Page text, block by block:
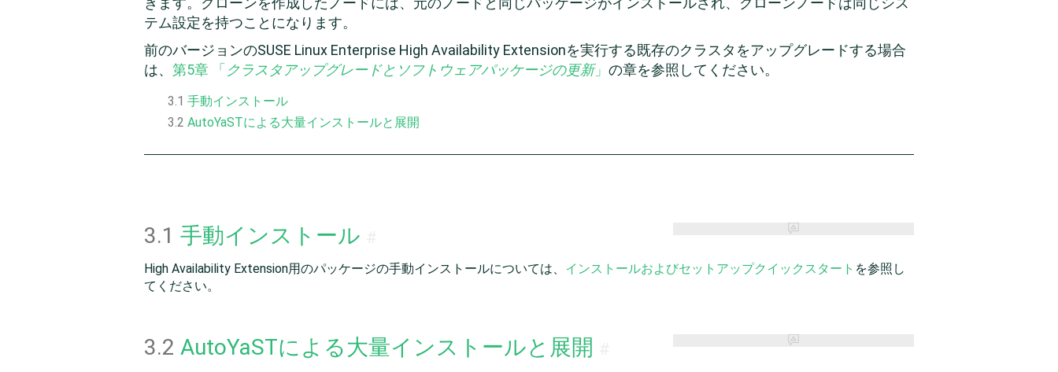
テム設定を持つことになります。
前のバージョンのSUSE Linux Enterprise High Availability Extensionを実行する既存のクラスタをアップグレードする場合
は、 第5章 「 クラスタアップグレードとソフトウェアパッケージの更新」 の章を参照してください。
3.1 手動インストール
3.2 AutoYaSTによる大量インストールと展開
3.1 手動インストール
High Availability Extension用のパッケージの手動インストールについては、 インストールおよびセットアップクイックスタート を参照し
てください。
3.2 AutoYaSTによる大量インストールと展開